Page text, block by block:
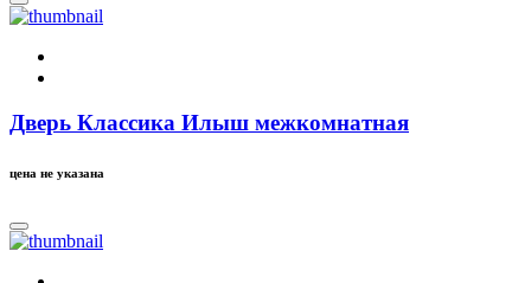
Дверь Классика Илыш межкомнатная
цена не указана